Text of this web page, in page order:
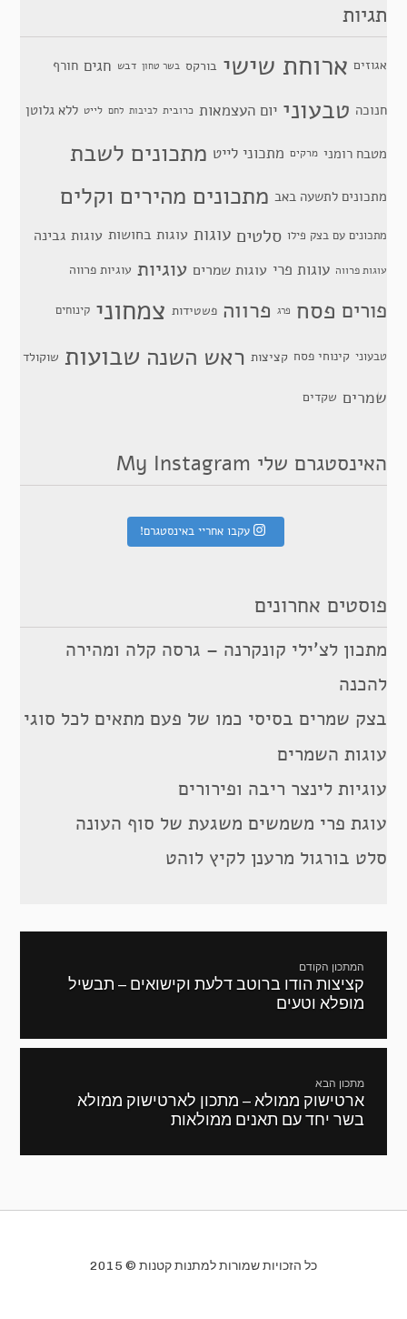
תגיות
אגוזים ארוחת שישי בורקס בשר טחון דבש חגים חורף
חנוכה טבעוני יום העצמאות כרובית לביבות לחם לייט ללא גלוטן
מטבח רומני מרקים מתכוני לייט מתכונים לשבת
מתכונים לתשעה באב מתכונים מהירים וקלים
מתכונים עם בצק פילו סלטים עוגות עוגות בחושות עוגות גבינה
עוגות פרווה עוגות פרי עוגות שמרים עוגיות עוגיות פרווה
פורים פסח פרג פרווה פשטידות צמחוני קינוחים
טבעוני קינוחי פסח קציצות ראש השנה שבועות שוקולד
שמרים שקדים
האינסטגרם שלי My Instagram
עקבו אחריי באינסטגרם!
פוסטים אחרונים
מתכון לצ’ילי קונקרנה – גרסה קלה ומהירה
להכנה
בצק שמרים בסיסי כמו של פעם מתאים לכל סוגי
עוגות השמרים
עוגיות לינצר ריבה ופירורים
עוגת פרי משמשים משגעת של סוף העונה
סלט בורגול מרענן לקיץ לוהט
המתכון הקודם
מתכון
קודם:
קציצות הודו ברוטב דלעת וקישואים – תבשיל
מופלא וטעים
מתכון הבא
המתכון
הבא:
ארטישוק ממולא – מתכון לארטישוק ממולא
בשר יחד עם תאנים ממולאות
כל הזכויות שמורות למתנות קטנות © 2015